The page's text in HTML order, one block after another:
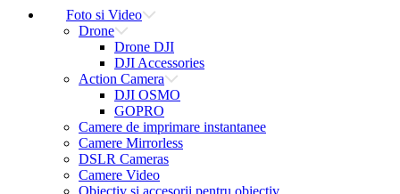
Foto si Video
Drone
Drone DJI
DJI Accessories
Action Camera
DJI OSMO
GOPRO
Camere de imprimare instantanee
Camere Mirrorless
DSLR Cameras
Camere Video
Obiectiv si accesorii pentru obiectiv